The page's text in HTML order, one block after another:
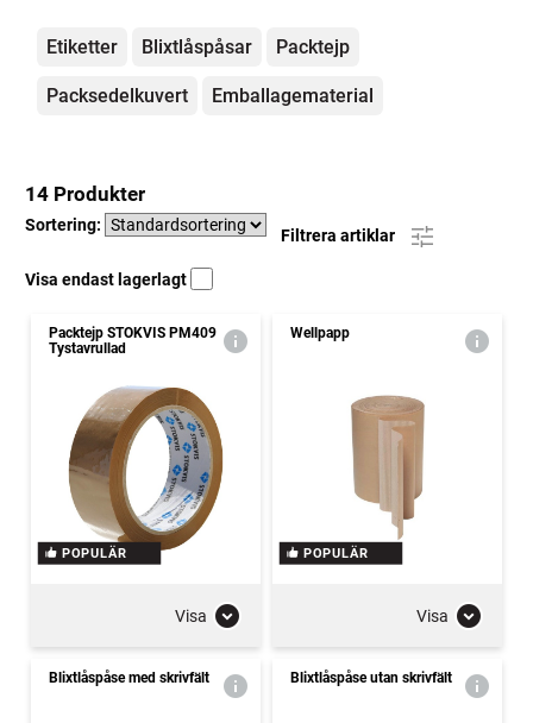
Kategorier
Etiketter Blixtlåspåsar Packtejp
Packsedelkuvert Emballagematerial
14 Produkter
Sortering:
Filtrera artiklar
Visa endast lagerlagt
Packtejp STOKVIS PM409
Tystavrullad
POPULÄR
Visa
Wellpapp
POPULÄR
Visa
Blixtlåspåse med skrivfält Blixtlåspåse utan skrivfält